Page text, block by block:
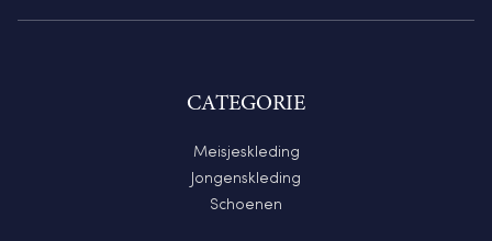
CATEGORIE
Meisjeskleding
Jongenskleding
Schoenen